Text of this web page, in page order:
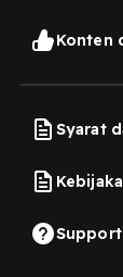
Konten
Syarat
Support